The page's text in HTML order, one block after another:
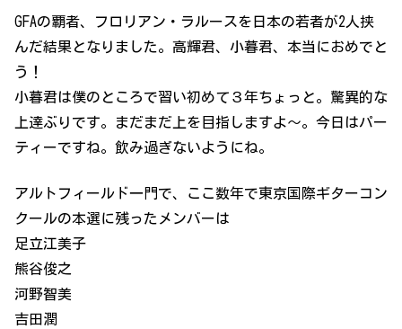
GFAの覇者、フロリアン・ラルースを日本の若者が2人挟
んだ結果となりました。高輝君、小暮君、本当におめでと
う！
小暮君は僕のところで習い初めて３年ちょっと。驚異的な
上達ぶりです。まだまだ上を目指しますよ～。今日はパー
ティーですね。飲み過ぎないようにね。
アルトフィールド一門で、ここ数年で東京国際ギターコン
クールの本選に残ったメンバーは
足立江美子
熊谷俊之
河野智美
吉田潤